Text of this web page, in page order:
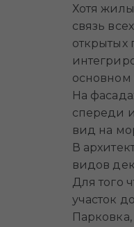
Хотя
связь
открытых
основном
На
спереди
вид на
В
видов
Для того
участок